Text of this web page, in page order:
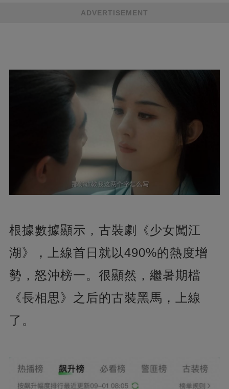
ADVERTISEMENT
根據數據顯示，古裝劇《少女闖江
湖》，上線首日就以490%的熱度增
勢，怒沖榜一。很顯然，繼暑期檔
《長相思》之后的古裝黑馬，上線
了。